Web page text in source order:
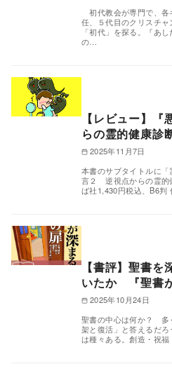
初代教会が専門で、各
任、５代目のクリスチ
「初代」を探る。『あ
の…
【レビュー】
らの霊的健康診
2025年11月7日
本書のサブタイトルに
言２ 逆視点からの霊的
ば社1,430円税込、B6判
【書評】聖書
いたか 『聖書
2025年10月24日
聖書の中心は何か？ 多
架と復活」と答えるだ
は種々ある。創造・祝